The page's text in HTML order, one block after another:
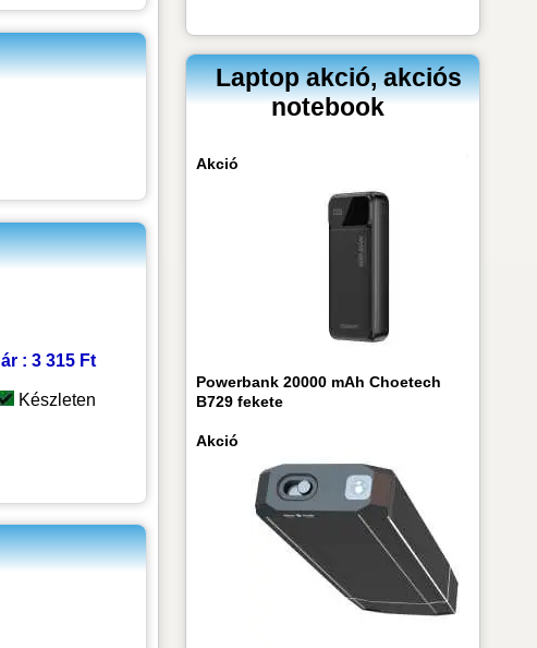
ár : 3 315 Ft
Készleten
Laptop akció, akciós
notebook
Akció
Powerbank 20000 mAh Choetech
B729 fekete
Akció